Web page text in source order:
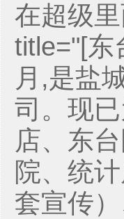
在超级
title="[东
月,是盐
司。现
店、东
院、统
套宣传